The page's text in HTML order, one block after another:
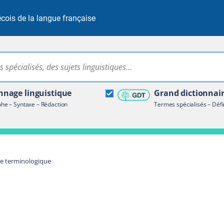
de la langue française
Rechercher dans tout le site
linguistique
– Syntaxe – Rédaction
Grand
Termes spécialisés –
terminologique
terminologique